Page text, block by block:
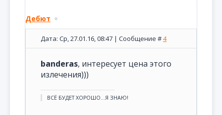
Дебют
Дата: Ср, 27.01.16, 08:47 | Сообщение #4
banderas, интересует цена этого
излечения)))
ВСЁ БУДЕТ ХОРОШО...Я ЗНАЮ!